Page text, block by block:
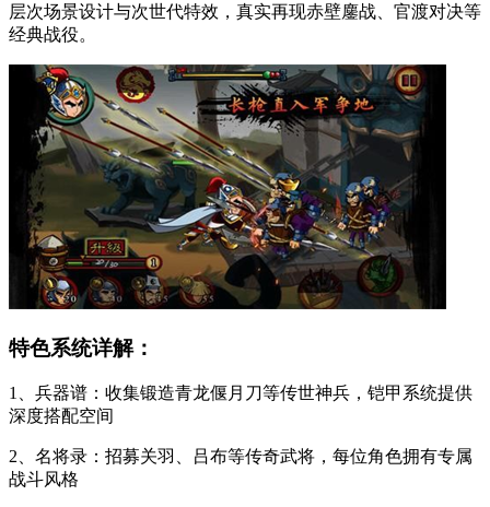
层次场景设计与次世代特效，真实再现赤壁鏖战、官渡对决等
经典战役。
特色系统详解：
1、兵器谱：收集锻造青龙偃月刀等传世神兵，铠甲系统提供
深度搭配空间
2、名将录：招募关羽、吕布等传奇武将，每位角色拥有专属
战斗风格